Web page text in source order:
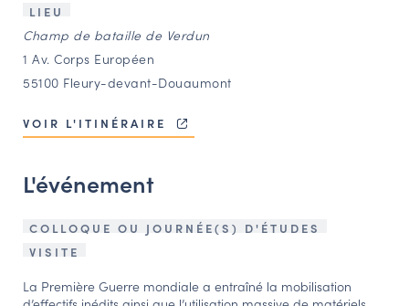
Ressources
OFFRES D’EMPLOI ET DE STAGE
OUTILS EN LIGNE
Espace acteurs
NAVIGATION FILTRÉE « ACTEURS »
LIEU
Champ de bataille de Verdun
1 Av. Corps Européen
55100 Fleury-devant-Douaumont
VOIR L'ITINÉRAIRE
L'événement
COLLOQUE OU JOURNÉE(S) D'ÉTUDES
VISITE
La Première Guerre mondiale a entraîné la mobilisation